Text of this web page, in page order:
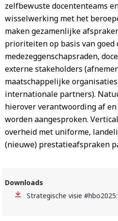
zelfbewuste docententeams
wisselwerking met het
maken gezamenlijke
prioriteiten op basis van goed
medezeggenschapsraden,
externe stakeholders
maatschappelijke
internationale partners).
hierover verantwoording af
worden aangesproken.
overheid met uniforme,
(nieuwe) prestatieafspraken
Downloads
Strategische visie